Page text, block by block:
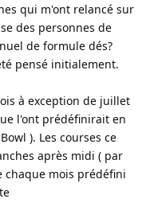
qui m'ont relancé sur
des personnes de
de formule dés?
pensé initialement.
à exception de juillet
l'ont prédéfinirait en
). Les courses ce
après midi ( par
chaque mois prédéfini